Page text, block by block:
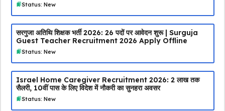
Status: New
सरगुजा अतिथि शिक्षक भर्ती 2026: 26 पदों पर आवेदन शुरू | Surguja
Guest Teacher Recruitment 2026 Apply Offline
Status: New
Israel Home Caregiver Recruitment 2026: ₹2 लाख तक
सैलरी, 10वीं पास के लिए विदेश में नौकरी का सुनहरा अवसर
Status: New